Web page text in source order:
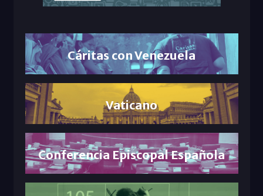
Cáritas con Venezuela
Vaticano
Conferencia Episcopal Española